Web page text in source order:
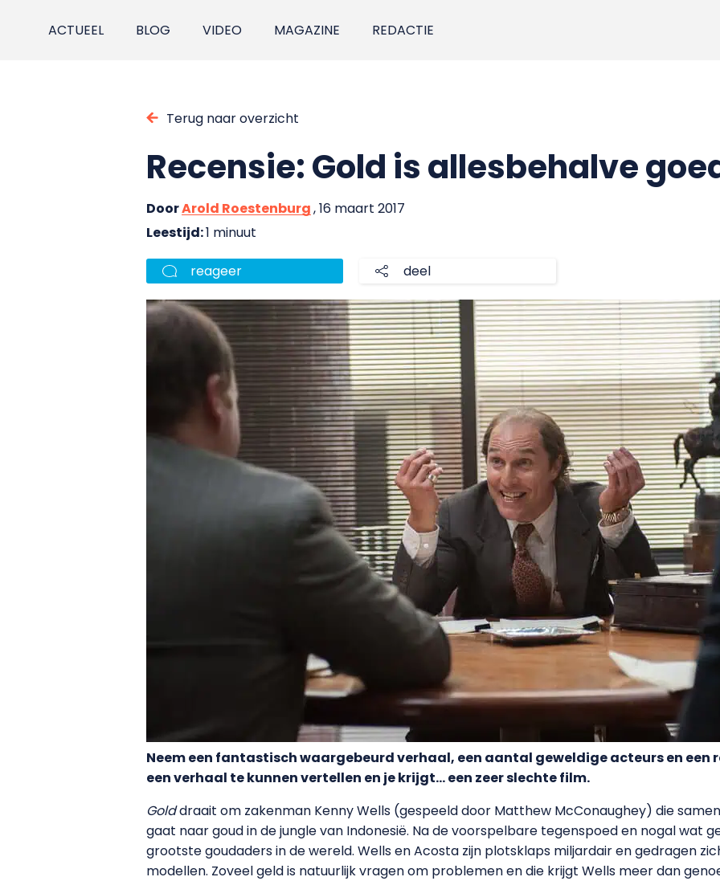
ACTUEEL BLOG VIDEO MAGAZINE REDACTIE
Terug naar overzicht
Recensie: Gold is allesbehalve
DoorArold Roestenburg, 16 maart 2017
Leestijd:1 minuut
reageer deel
Neem een fantastisch waargebeurd verhaal, een aantal geweldige acteurs en een
een verhaal te kunnen vertellen en je krijgt… een zeer slechte film.
Golddraait om zakenman Kenny Wells (gespeeld door Matthew McConaughey) die
gaat naar goud in de jungle van Indonesië. Na de voorspelbare tegenspoed en nogal wat
grootste goudaders in de wereld. Wells en Acosta zijn plotsklaps miljardair en gedragen
modellen. Zoveel geld is natuurlijk vragen om problemen en die krijgt Wells meer dan